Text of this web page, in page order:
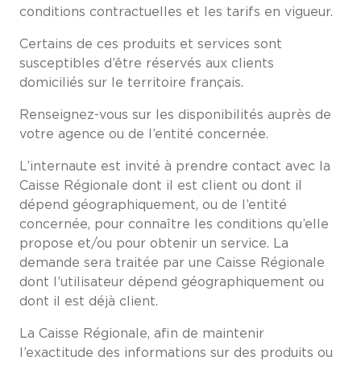
conditions contractuelles et les tarifs en vigueur.
Certains de ces produits et services sont
susceptibles d’être réservés aux clients
domiciliés sur le territoire français.
Renseignez-vous sur les disponibilités auprès de
votre agence ou de l’entité concernée.
L’internaute est invité à prendre contact avec la
Caisse Régionale dont il est client ou dont il
dépend géographiquement, ou de l’entité
concernée, pour connaître les conditions qu’elle
propose et/ou pour obtenir un service. La
demande sera traitée par une Caisse Régionale
dont l’utilisateur dépend géographiquement ou
dont il est déjà client.
La Caisse Régionale, afin de maintenir
l’exactitude des informations sur des produits ou